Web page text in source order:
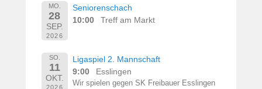
MO.
28
SEP.
2026
Seniorenschach
10:00
Treff am Markt
SO.
11
OKT.
2026
Ligaspiel 2. Mannschaft
9:00
Esslingen
Wir spielen gegen SK Freibauer Esslingen